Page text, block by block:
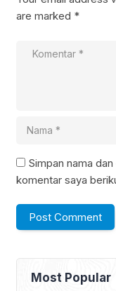
are marked *
Simpan nama
komentar saya
Most Popular